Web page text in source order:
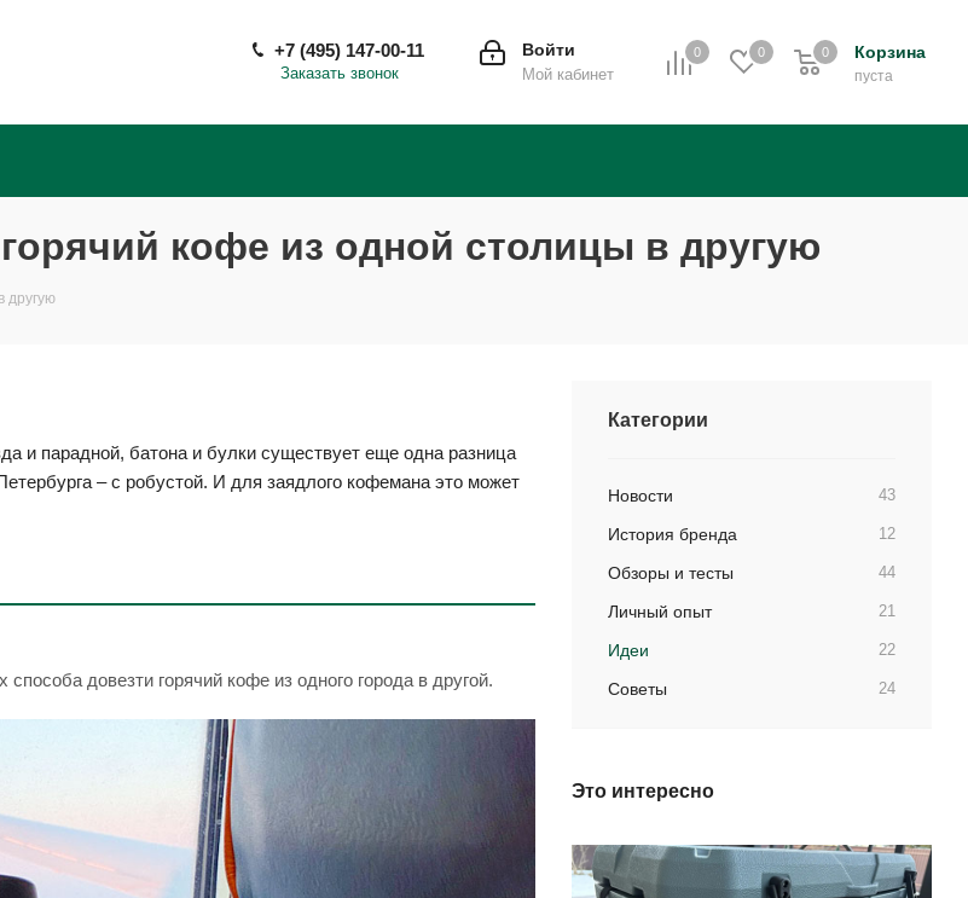
0 0 Корзина
0
пуста
0
Войти
Мой кабинет
+7 (495) 147-00-11
Заказать звонок
кофе из одной столицы в другую
другую
и парадной, батона и булки существует еще одна разница
– с робустой. И для заядлого кофемана это может
довезти горячий кофе из одного города в другой.
Категории
Новости 43
История бренда 12
Обзоры и тесты 44
Личный опыт 21
Идеи 22
Советы 24
Это интересно